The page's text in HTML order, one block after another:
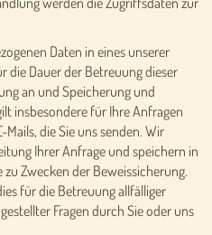
Daten in eines unserer
die Dauer der Betreuung dieser
an und Speicherung und
insbesondere für Ihre Anfragen
die Sie uns senden. Wir
Ihrer Anfrage und speichern in
zu Zwecken der Beweissicherung.
für die Betreuung allfälliger
Fragen durch Sie oder uns